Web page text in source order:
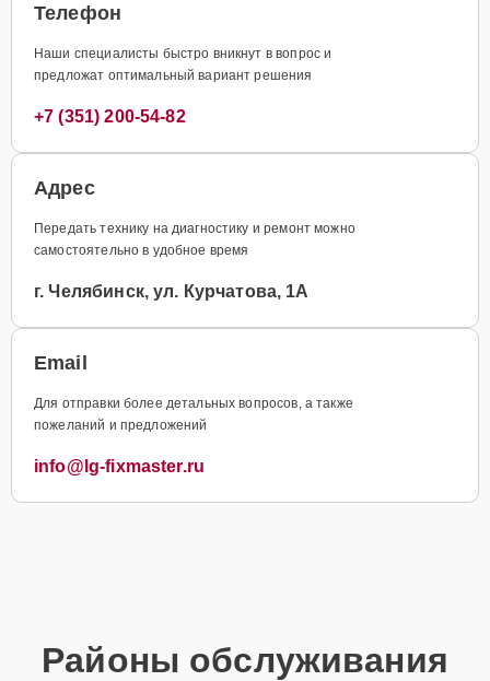
Телефон
Наши специалисты быстро вникнут в вопрос и
предложат оптимальный вариант решения
+7 (351) 200-54-82
Адрес
Передать технику на диагностику и ремонт можно
самостоятельно в удобное время
г. Челябинск, ул. Курчатова, 1А
Email
Для отправки более детальных вопросов, а также
пожеланий и предложений
info@lg-fixmaster.ru
Районы обслуживания